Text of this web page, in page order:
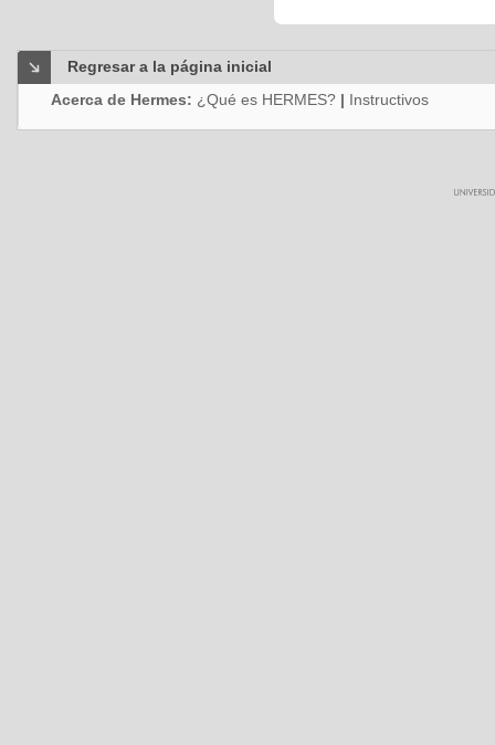
Regresar a la página inicial
Acerca de Hermes: ¿Qué es HERMES? | Instructivos